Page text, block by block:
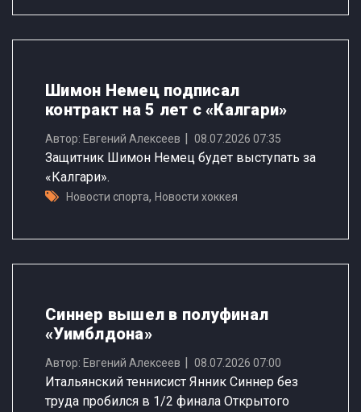
Шимон Немец подписал
контракт на 5 лет с «Калгари»
Автор: Евгений Алексеев 08.07.2026 07:35
Защитник Шимон Немец будет выступать за
«Калгари».
Новости спорта, Новости хоккея
Синнер вышел в полуфинал
«Уимблдона»
Автор: Евгений Алексеев 08.07.2026 07:00
Итальянский теннисист Янник Синнер без
труда пробился в 1/2 финала Открытого